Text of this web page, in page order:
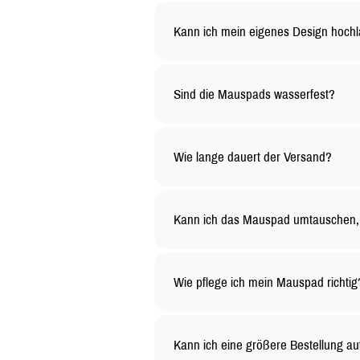
Kann ich mein eigenes Design
den Rest.
Sind die Mauspads wasserfest?
lange sauber bleibt
Wie lange dauert der Versand?
etwas länger dauern.
Kann ich das Mauspad
gelten besondere Bedingungen –
Wie pflege ich mein Mauspad
Reinigungsmittel.
Kann ich eine größere Bestellung